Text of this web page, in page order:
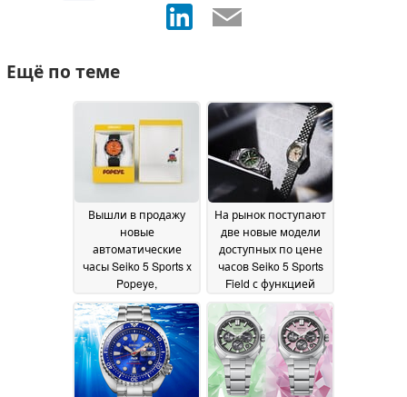
Ещё по теме
Вышли в продажу
новые
автоматические
часы Seiko 5 Sports x
Popeye,
выпущенные
ограниченной
серией, с
оранжевым
циферблатом и
калибром 4R34
На рынок поступают
две новые модели
доступных по цене
часов Seiko 5 Sports
Field с функцией
GMT08 July 2026